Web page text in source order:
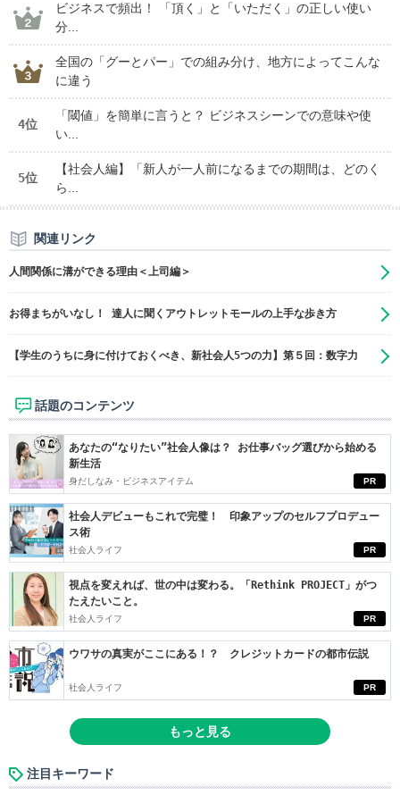
ビジネスで頻出！ 「頂く」と「いただく」の正しい使い
分...
全国の「グーとパー」での組み分け、地方によってこんな
に違う
4位
「閾値」を簡単に言うと？ ビジネスシーンでの意味や使
い...
5位
【社会人編】「新人が一人前になるまでの期間は、どのく
ら...
関連リンク
人間関係に溝ができる理由＜上司編＞
お得まちがいなし！ 達人に聞くアウトレットモールの上手な歩き方
【学生のうちに身に付けておくべき、新社会人5つの力】第５回：数字力
話題のコンテンツ
PR
あなたの“なりたい”社会人像は？ お仕事バッグ選びから始める
新生活
身だしなみ・ビジネスアイテム
PR
社会人デビューもこれで完璧！ 印象アップのセルフプロデュー
ス術
社会人ライフ
PR
視点を変えれば、世の中は変わる。「Rethink PROJECT」がつ
たえたいこと。
社会人ライフ
PR
ウワサの真実がここにある！？ クレジットカードの都市伝説
社会人ライフ
もっと見る
注目キーワード